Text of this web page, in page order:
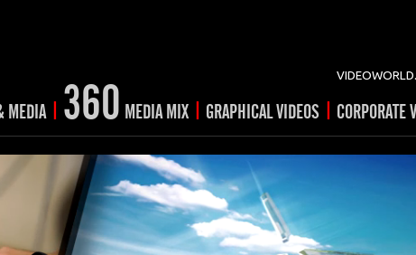
MEDIA
advertising
video shorts
| 360 MEDIA MIX | GRAPHICAL VIDEOS | CORPORATE